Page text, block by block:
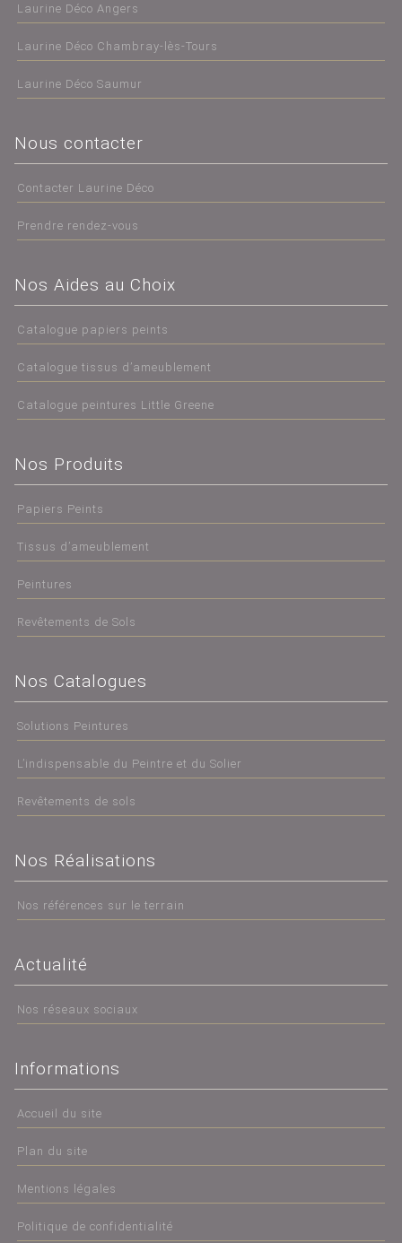
Laurine Déco Angers
Laurine Déco Chambray-lès-Tours
Laurine Déco Saumur
Nous contacter
Contacter Laurine Déco
Prendre rendez-vous
Nos Aides au Choix
Catalogue papiers peints
Catalogue tissus d’ameublement
Catalogue peintures Little Greene
Nos Produits
Papiers Peints
Tissus d’ameublement
Peintures
Revêtements de Sols
Nos Catalogues
Solutions Peintures
L’indispensable du Peintre et du Solier
Revêtements de sols
Nos Réalisations
Nos références sur le terrain
Actualité
Nos réseaux sociaux
Informations
Accueil du site
Plan du site
Mentions légales
Politique de confidentialité